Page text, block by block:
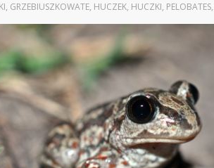
, GRZEBIUSZKOWATE, HUCZEK, HUCZKI, PELOBATES,